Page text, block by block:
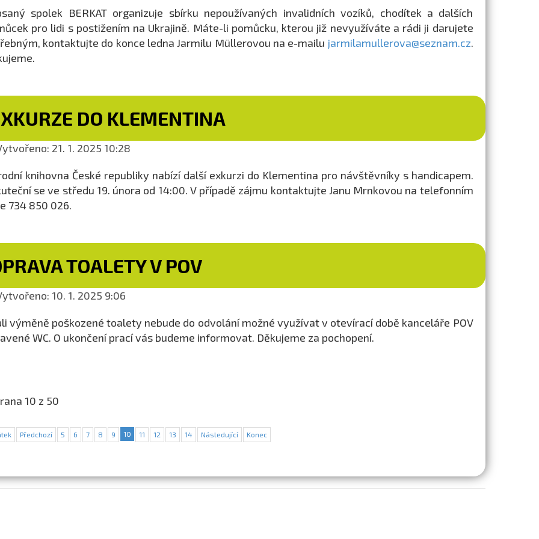
spolek BERKAT organizuje sbírku nepoužívaných invalidních vozíků, chodítek a dalších
pro lidi s postižením na Ukrajině. Máte-li pomůcku, kterou již nevyužíváte a rádi ji darujete
kontaktujte do konce ledna Jarmilu Müllerovou na e-mailu jarmilamullerova@seznam.cz.
DO KLEMENTINA
21. 1. 2025 10:28
knihovna České republiky nabízí další exkurzi do Klementina pro návštěvníky s handicapem.
se ve středu 19. února od 14:00. V případě zájmu kontaktujte Janu Mrnkovou na telefonním
734 850 026.
TOALETY V POV
10. 1. 2025 9:06
výměně poškozené toalety nebude do odvolání možné využívat v otevírací době kanceláře POV
WC. O ukončení prací vás budeme informovat. Děkujeme za pochopení.
10 z 50
Předchozí 5 6 7 8 9 10 11 12 13 14 Následující Konec